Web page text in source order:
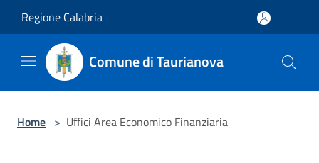
Regione Calabria
Comune di Taurianova
Home > Uffici Area Economico Finanziaria